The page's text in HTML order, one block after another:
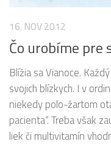
16. NOV 2012
Čo urobíme pre
Blížia sa Vianoce.
svojich blízkych. I v
niekedy polo-žartom
pacienta“. Treba však
liek či multivitamín